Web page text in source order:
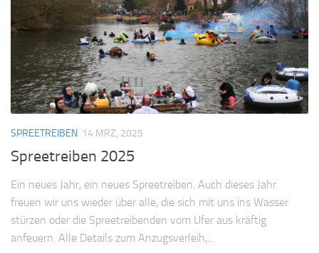
SPREETREIBEN 14 MRZ, 2025
Spreetreiben 2025
Ein neues Jahr, ein neues Spreetreiben. Auch dieses Jahr
freuen wir uns wieder über alle, die sich mit uns ins Wasser
stürzen oder die Spreetreibenden vom Ufer aus kräftig
anfeuern. Alle Details zum Anzugsverleih,...